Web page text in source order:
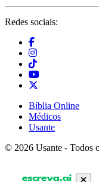
Redes sociais:
Bíblia Online
Médicos
Usante
© 2026 Usante - Todos